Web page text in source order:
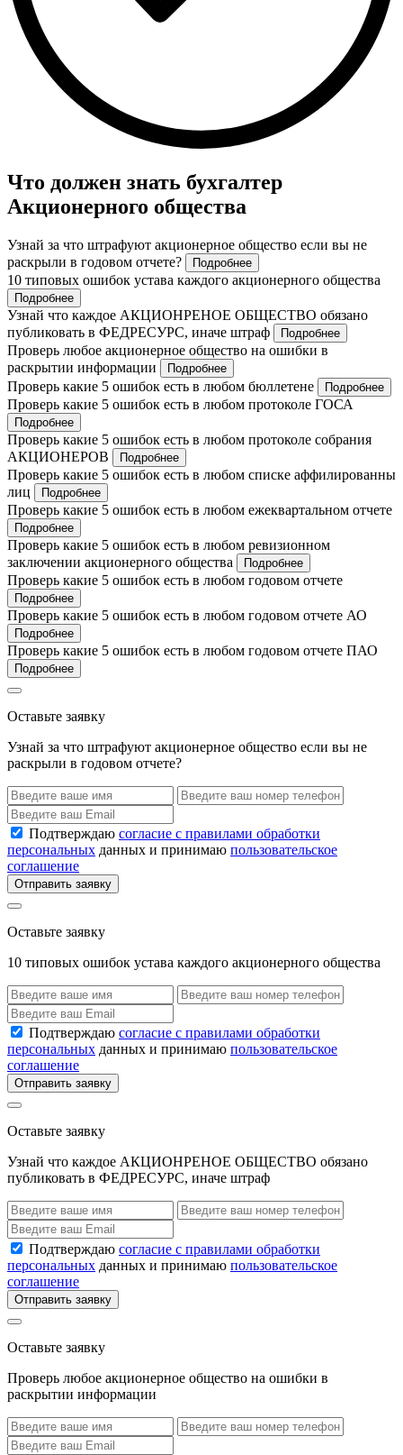
Что должен знать бухгалтер
Акционерного общества
Узнай за что штрафуют акционерное общество если вы не
раскрыли в годовом отчете?
Подробнее
10 типовых ошибок устава каждого акционерного общества
Подробнее
Узнай что каждое АКЦИОНРЕНОЕ ОБЩЕСТВО обязано
публиковать в ФЕДРЕСУРС, иначе штраф
Подробнее
Проверь любое акционерное общество на ошибки в
раскрытии информации
Подробнее
Проверь какие 5 ошибок есть в любом бюллетене Подробнее
Проверь какие 5 ошибок есть в любом протоколе ГОСА
Подробнее
Проверь какие 5 ошибок есть в любом протоколе собрания
АКЦИОНЕРОВ
Подробнее
Проверь какие 5 ошибок есть в любом списке аффилированны
лиц
Подробнее
Проверь какие 5 ошибок есть в любом ежеквартальном отчете
Подробнее
Проверь какие 5 ошибок есть в любом ревизионном
заключении акционерного общества
Подробнее
Проверь какие 5 ошибок есть в любом годовом отчете
Подробнее
Проверь какие 5 ошибок есть в любом годовом отчете АО
Подробнее
Проверь какие 5 ошибок есть в любом годовом отчете ПАО
Подробнее
Оставьте заявку
Узнай за что штрафуют акционерное общество если вы не
раскрыли в годовом отчете?
Подтверждаю согласие с правилами обработки
персональных данных и принимаю пользовательское
соглашение
Отправить заявку
Оставьте заявку
10 типовых ошибок устава каждого акционерного общества
Подтверждаю согласие с правилами обработки
персональных данных и принимаю пользовательское
соглашение
Отправить заявку
Оставьте заявку
Узнай что каждое АКЦИОНРЕНОЕ ОБЩЕСТВО обязано
публиковать в ФЕДРЕСУРС, иначе штраф
Подтверждаю согласие с правилами обработки
персональных данных и принимаю пользовательское
соглашение
Отправить заявку
Оставьте заявку
Проверь любое акционерное общество на ошибки в
раскрытии информации